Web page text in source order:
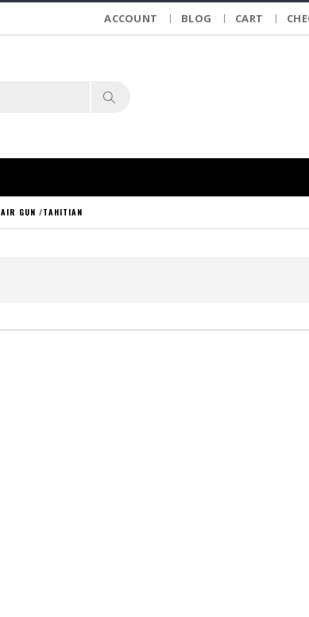
ACCOUNT BLOG CART
AIR GUN /TAHITIAN